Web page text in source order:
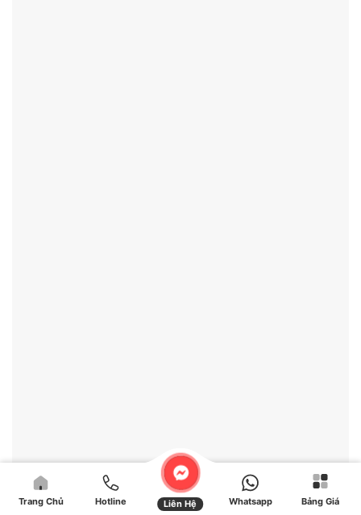
Trang Chủ Hotline Liên Hệ Whatsapp Bảng Giá